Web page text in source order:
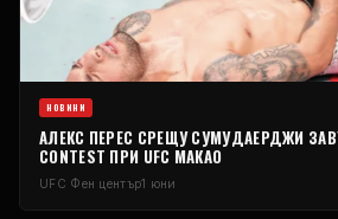
НОВИНИ
АЛЕКС ПЕРЕС СРЕЩУ СУМУДАЕРДЖИ
CONTEST ПРИ UFC МАКАО
UFC Фен център1 юни